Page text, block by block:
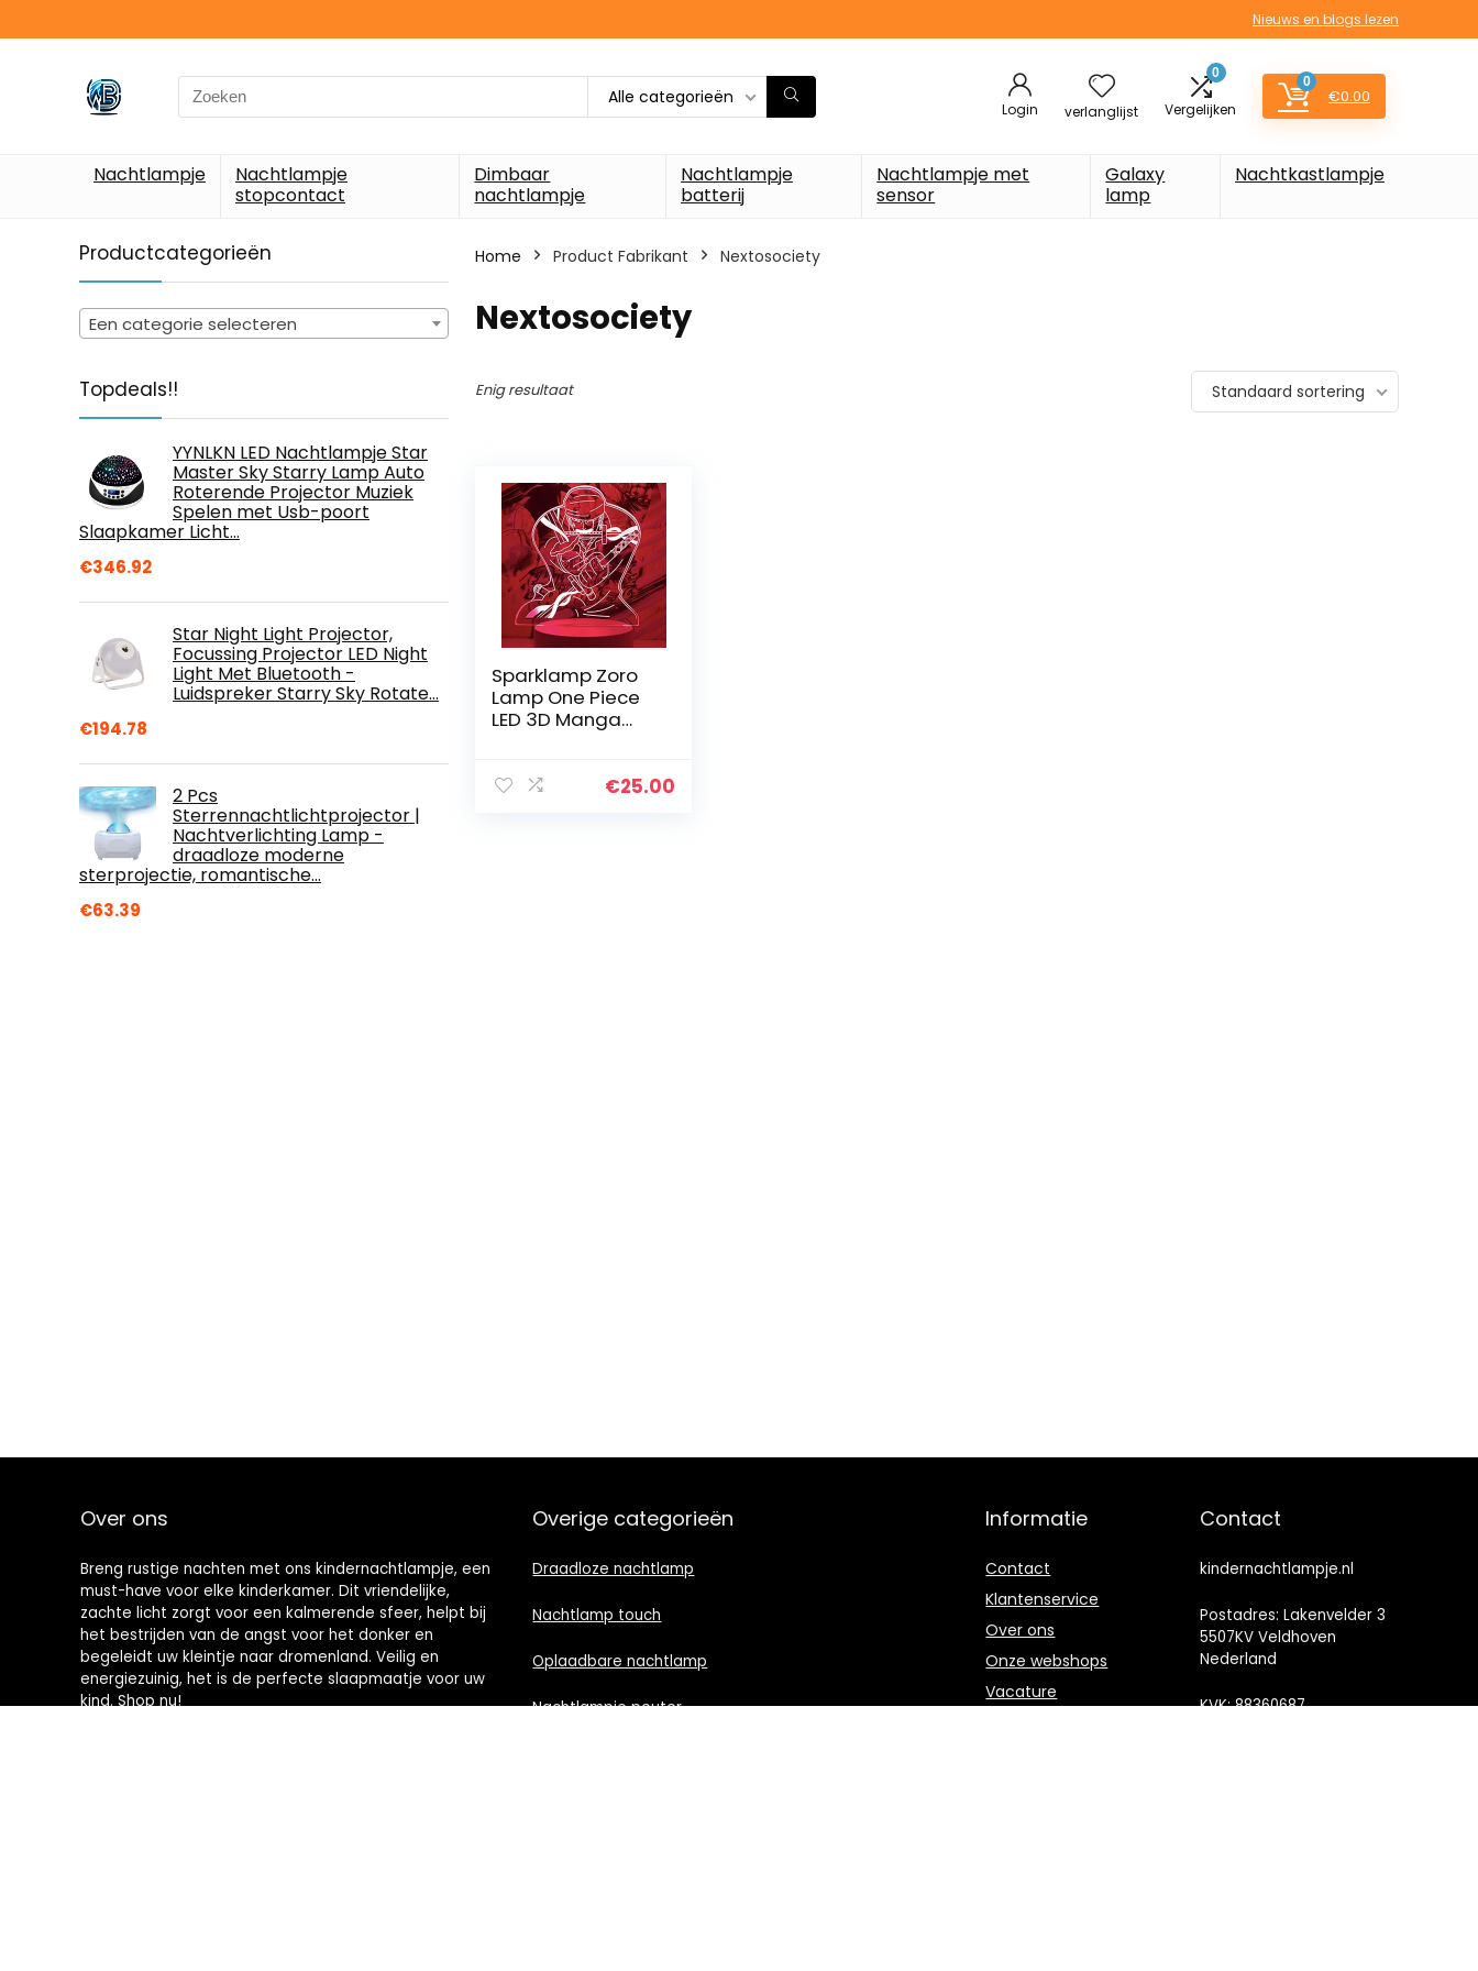
Nieuws en blogs lezen
Search
for:
Alle categorieën
Login verlanglijst
0
Vergelijken
0
€0.00
Nachtlampje
Nachtlampje
stopcontact
Dimbaar
nachtlampje
Nachtlampje
batterij
Nachtlampje met
sensor
Galaxy
lamp
Nachtkastlampje
Productcategorieën
Een categorie selecteren
Topdeals!!
YYNLKN LED Nachtlampje Star
Master Sky Starry Lamp Auto
Roterende Projector Muziek
Spelen met Usb-poort
Slaapkamer Licht…
€346.92
Star Night Light Projector,
Focussing Projector LED Night
Light Met Bluetooth -
Luidspreker Starry Sky Rotate…
€194.78
2 Pcs
Sterrennachtlichtprojector |
Nachtverlichting Lamp -
draadloze moderne
sterprojectie, romantische…
€63.39
Home Product Fabrikant ‎Nextosociety
‎Nextosociety
Enig resultaat Standaard sortering
Sparklamp Zoro
Lamp One Piece
LED 3D Manga
Baby Nachtkastje
€25.00
Over ons
Breng rustige nachten met ons kindernachtlampje, een
must-have voor elke kinderkamer. Dit vriendelijke,
zachte licht zorgt voor een kalmerende sfeer, helpt bij
het bestrijden van de angst voor het donker en
begeleidt uw kleintje naar dromenland. Veilig en
energiezuinig, het is de perfecte slaapmaatje voor uw
kind. Shop nu!
Overige categorieën
Draadloze nachtlamp
Nachtlamp touch
Oplaadbare nachtlamp
Nachtlampje peuter
Informatie
Contact
Klantenservice
Over ons
Onze webshops
Vacature
Contact
kindernachtlampje.nl
Postadres: Lakenvelder 3
5507KV Veldhoven
Nederland
KVK: 88360687